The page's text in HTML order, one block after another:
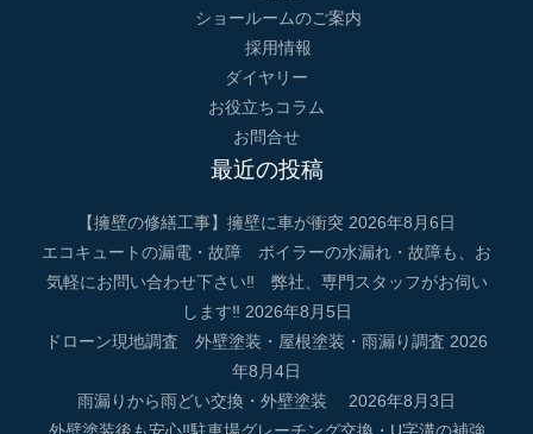
ショールームのご案内
採用情報
ダイヤリー
お役立ちコラム
お問合せ
最近の投稿
【擁壁の修繕工事】擁壁に車が衝突 2026年8月6日
エコキュートの漏電・故障 ボイラーの水漏れ・故障も、お
気軽にお問い合わせ下さい‼ 弊社、専門スタッフがお伺い
します‼ 2026年8月5日
ドローン現地調査 外壁塗装・屋根塗装・雨漏り調査 2026
年8月4日
雨漏りから雨どい交換・外壁塗装
2026年8月3日